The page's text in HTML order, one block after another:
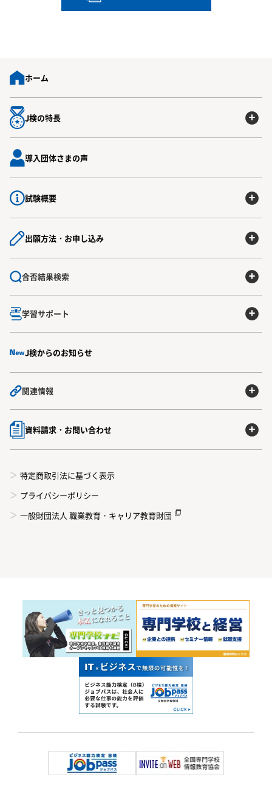
ホーム
J検の特長
導入団体さまの声
試験概要
出願方法・お申し込み
合否結果検索
学習サポート
J検からのお知らせ
関連情報
資料請求・お問い合わせ
特定商取引法に基づく表示
プライバシーポリシー
一般財団法人 職業教育・キャリア教育財団